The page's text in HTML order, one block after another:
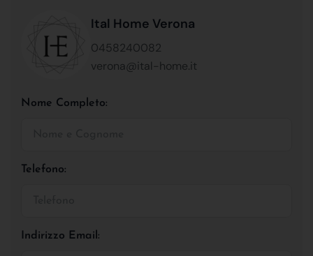
Ital Home Verona
0458240082
verona@ital-home.it
Nome Completo:
Telefono:
Indirizzo Email: